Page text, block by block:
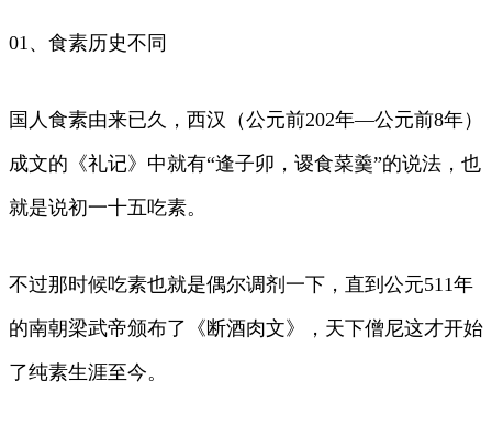
01、食素历史不同
国人食素由来已久，西汉（公元前202年—公元前8年）
成文的《礼记》中就有“逢子卯，谡食菜羹”的说法，也
就是说初一十五吃素。
不过那时候吃素也就是偶尔调剂一下，直到公元511年
的南朝梁武帝颁布了《断酒肉文》，天下僧尼这才开始
了纯素生涯至今。